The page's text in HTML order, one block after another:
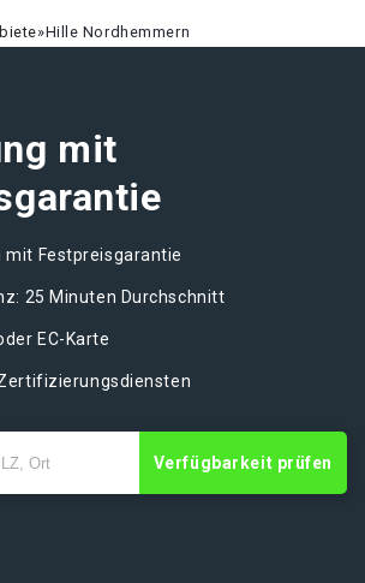
»Hille Nordhemmern
mit
Festpreisgarantie
25 Minuten Durchschnitt
EC-Karte
Verfügbarkeit prüfen